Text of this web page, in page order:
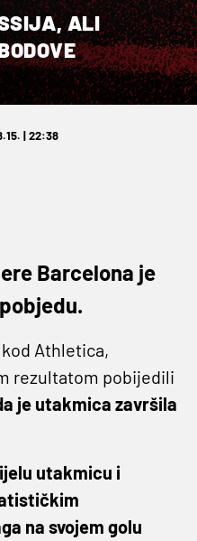
ALI
| 22:38
Barcelona je
Athletica,
rezultatom pobijedili
je utakmica završila
utakmicu i
na svojem golu